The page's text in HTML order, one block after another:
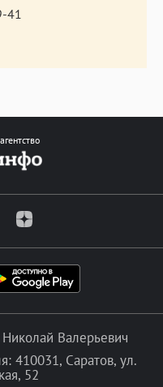
41
Валерьевич
410031, Саратов, ул.
52